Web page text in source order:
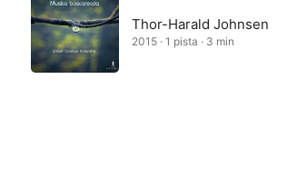
Thor-Harald Johnsen
2015 · 1 pista · 3 min